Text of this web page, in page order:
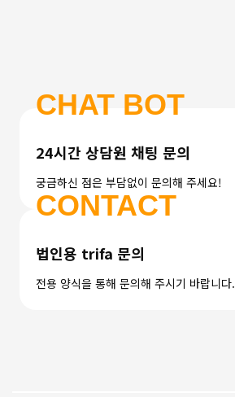
CHAT BOT
24시간 상담원 채팅 문의
궁금하신 점은 부담없이 문의해 주세요!
CONTACT
법인용 trifa 문의
전용 양식을 통해 문의해 주시기 바랍니다.